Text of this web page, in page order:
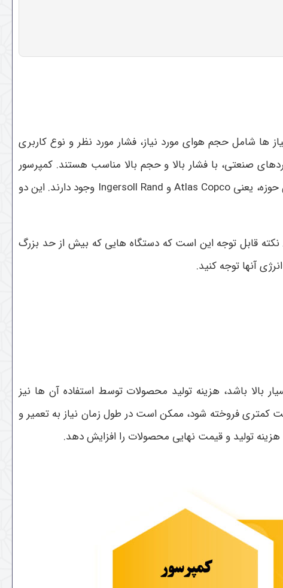
ها شامل حجم هوای مورد نیاز، فشار مورد نظر و نوع کاربری
صنعتی، با فشار بالا و حجم بالا مناسب هستند. کمپرسور
صفحه‌ای برای کاربردهای صنعتی با فشار کمتر و حجم بیشتر مناسب هستند. از نظر کیفیت و برند، دو شرکت مطرح در این حوزه، یعنی Atlas Copco و Ingersoll Rand وجود دارند. این دو
نکته قابل توجه این است که دستگاه هایی که بیش از حد بزرگ
آنها توجه کنید.
بالا باشد، هزینه تولید محصولات توسط استفاده آن ها نیز
کمتری فروخته شود، ممکن است در طول زمان نیاز به تعمیر و
تولید و قیمت نهایی محصولات را افزایش دهد.